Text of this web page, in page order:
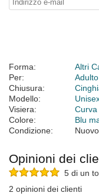
Forma:
Altri
Per:
Adulto
Chiusura:
Modello:
Visiera:
Curva
Colore:
Blu
Condizione:
Opinioni dei
5 di un
2 opinioni dei clienti